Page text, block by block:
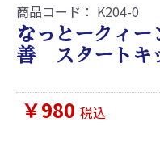
商品コード： K204-0
なっとークィ
善 スタートキ
￥980 税込